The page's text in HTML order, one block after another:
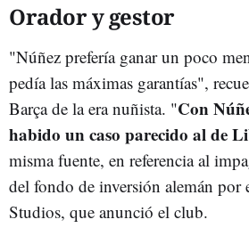
Orador y gestor
"Núñez prefería ganar un poco
pedía las máximas garantías",
Barça de la era nuñista. "Con
habido un caso parecido al de
misma fuente, en referencia al
del fondo de inversión alemán por
Studios, que anunció el club.